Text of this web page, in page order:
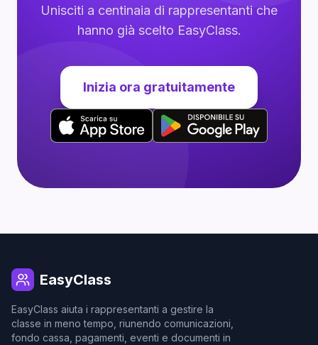
Unisciti a centinaia di rappresentanti che
hanno già scelto EasyClass.
Inizia ora gratuitamente
EasyClass
EasyClass aiuta i rappresentanti a gestire la
classe in meno tempo, riunendo comunicazioni,
fondo cassa, pagamenti, eventi e documenti in